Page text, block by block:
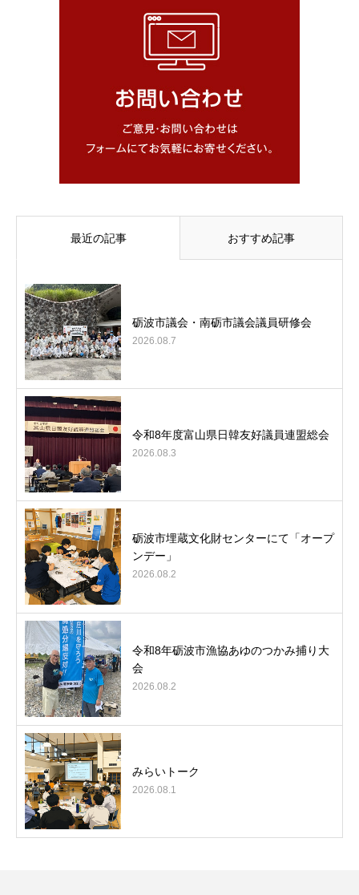
最近の記事 おすすめ記事
砺波市議会・南砺市議会議員研修会
2026.08.7
令和8年度富山県日韓友好議員連盟総会
2026.08.3
砺波市埋蔵文化財センターにて「オープ
ンデー」
2026.08.2
令和8年砺波市漁協あゆのつかみ捕り大
会
2026.08.2
みらいトーク
2026.08.1